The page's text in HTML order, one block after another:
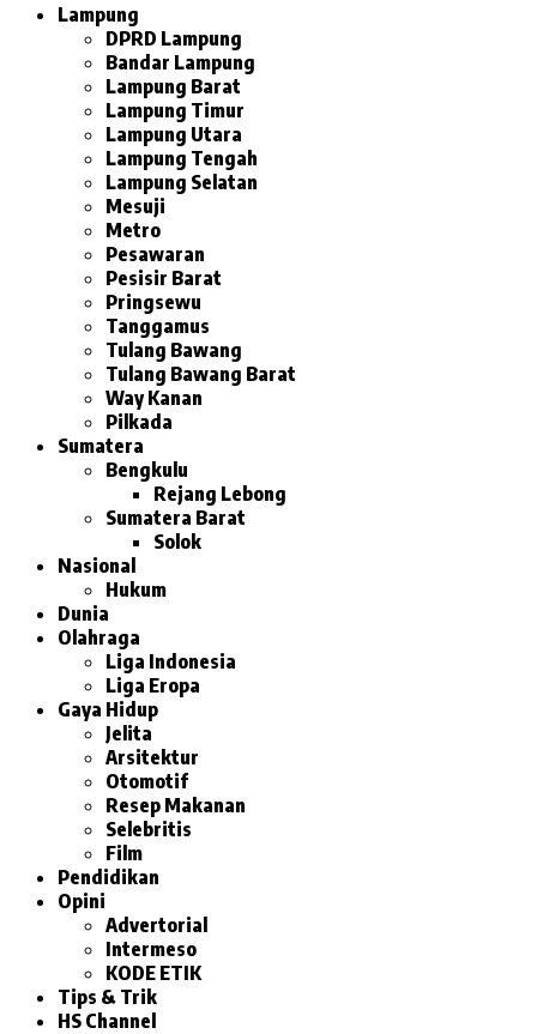
Lampung
DPRD Lampung
Bandar Lampung
Lampung Barat
Lampung Timur
Lampung Utara
Lampung Tengah
Lampung Selatan
Mesuji
Metro
Pesawaran
Pesisir Barat
Pringsewu
Tanggamus
Tulang Bawang
Tulang Bawang Barat
Way Kanan
Pilkada
Sumatera
Bengkulu
Rejang Lebong
Sumatera Barat
Solok
Nasional
Hukum
Dunia
Olahraga
Liga Indonesia
Liga Eropa
Gaya Hidup
Jelita
Arsitektur
Otomotif
Resep Makanan
Selebritis
Film
Pendidikan
Opini
Advertorial
Intermeso
KODE ETIK
Tips & Trik
HS Channel